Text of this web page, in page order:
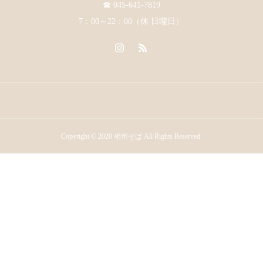
☎ 045-641-7819
7：00～22：00（休 日曜日）
Copyright © 2020 相州そば All Rights Reserved.